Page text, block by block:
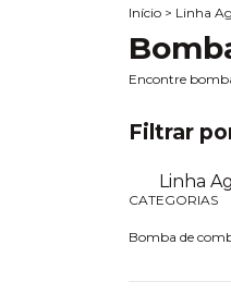
Início > Linha
Encontre
Filtrar
Linha
CATEGORIAS
Bomba de